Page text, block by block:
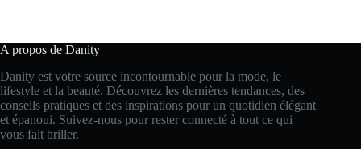
A propos de Danity
Danity est votre source incontournable pour la mode, le
lifestyle et la beauté. Découvrez les dernières tendances, des
conseils pratiques et des inspirations pour un quotidien élégant
et épanoui. Suivez-nous pour rester connecté à tout ce qui
vous fait briller.